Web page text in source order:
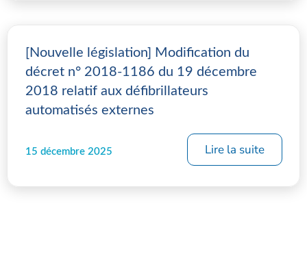
[Nouvelle législation] Modification du
décret n° 2018-1186 du 19 décembre
2018 relatif aux défibrillateurs
automatisés externes
15 décembre 2025 Lire la suite